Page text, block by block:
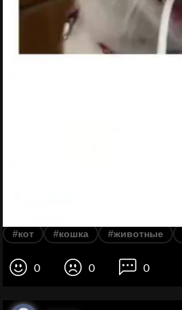
#кот #кошка #животные
0 0 0